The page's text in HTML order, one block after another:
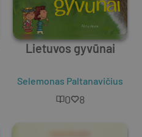
Lietuvos gyvūnai
Selemonas Paltanavičius
0 8